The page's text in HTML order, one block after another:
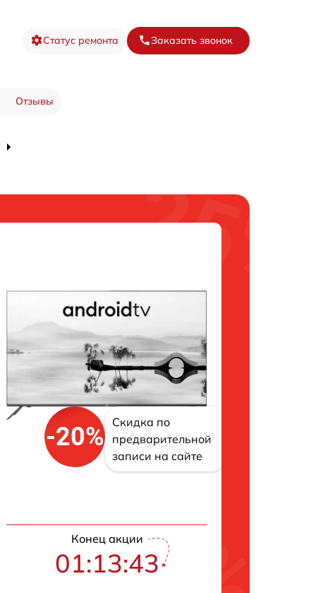
Статус ремонта Заказать звонок
Отзывы
-20%
Скидка по
предварительной
записи на сайте
Конец акции
01:13:42